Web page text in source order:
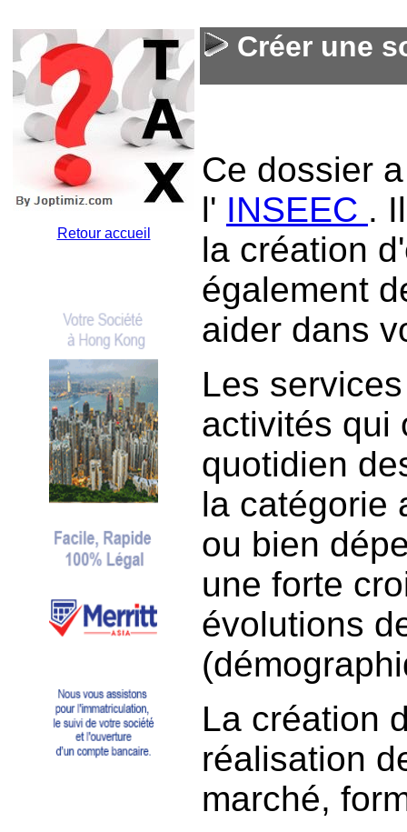
Retour accueil
Créer une
Ce dossier
l' INSEEC .
la création
également
aider dans
Les
activités qui
quotidien
la catégorie
ou bien
une forte
évolutions
La création
réalisation
marché,